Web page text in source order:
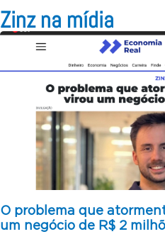
Zinz na mídia
O problema que
um negócio de R$ 2